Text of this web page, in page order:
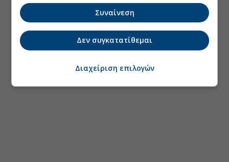
Συναίνεση
Δεν συγκατατίθεμαι
Διαχείριση επιλογών